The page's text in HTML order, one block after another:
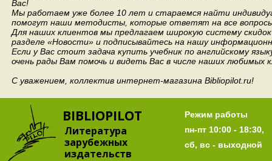
Вас!
Мы работаем уже более 10 лет и стараемся найти
помогут наши методисты, которые ответят на все
Для наших клиентов мы предлагаем широкую систему
разделе «Новости» и подписывайтесь на нашу
Если у Вас стоит задача купить учебник по английскому
очень рады Вам помочь и видеть Вас в числе наших любимых
С уважением, коллектив интернет-магазина Bibliopilot.ru!
BIBLIOPILOT
Литература
зарубежных
издательств
Режим работы
пн-пт 10:00 - 18:30,
сб, вс - выходной